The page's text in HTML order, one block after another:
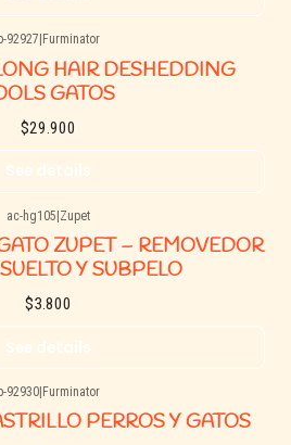
92927 Furminator
HAIR DESHEDDING
GATOS
$29.900
See details
ac-hg105|Zupet
ZUPET – REMOVEDOR
Y SUBPELO
$3.800
See details
92930| Furminator
PERROS Y GATOS